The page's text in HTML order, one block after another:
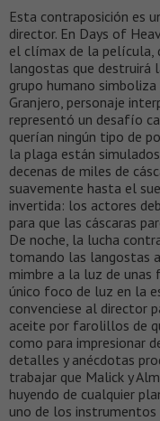
Esta contraposición es
director. En Days of
el clímax de la película,
langostas que destruirá
grupo humano
Granjero, personaje
representó un desafío
querían ningún tipo de
la plaga están
decenas de miles de
suavemente hasta el
invertida: los actores
para que las cáscaras
De noche, la lucha
tomando las langostas
mimbre a la luz de
único foco de luz en la
convenciese al director
aceite por farolillos de
como para impresionar
detalles y anécdotas
trabajar que Malick y
huyendo de cualquier
uno de los instrumentos